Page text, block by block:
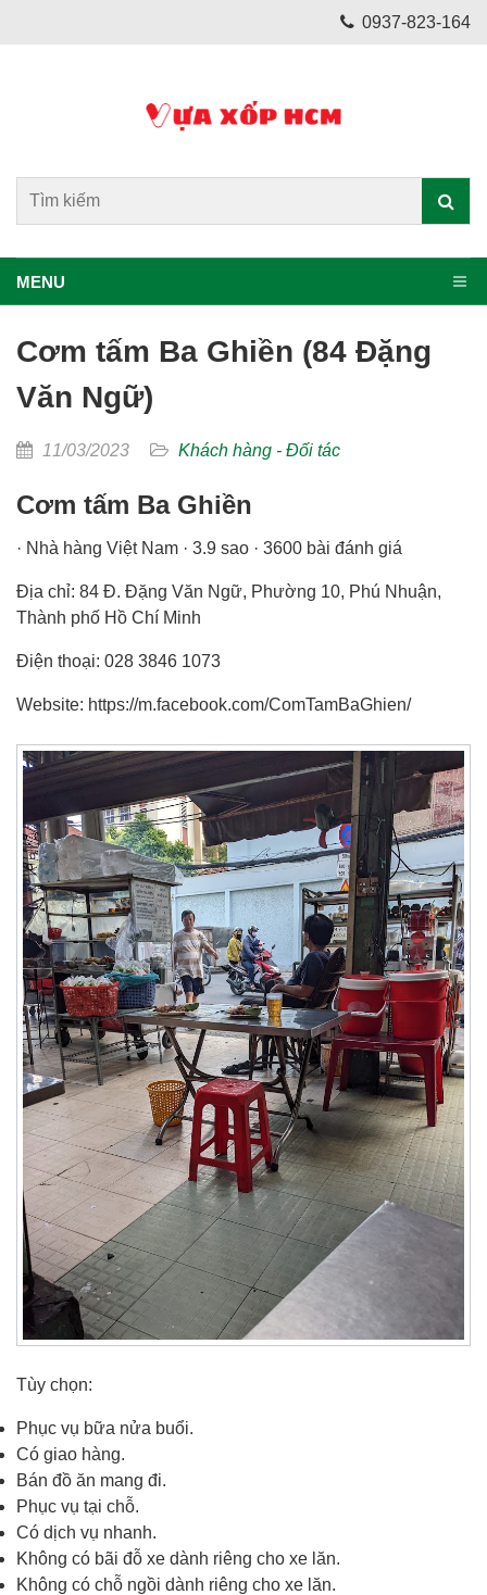
0937-823-164
MENU
Cơm tấm Ba Ghiền (84 Đặng
Văn Ngữ)
11/03/2023 Khách hàng - Đối tác
Cơm tấm Ba Ghiền
· Nhà hàng Việt Nam · 3.9 sao · 3600 bài đánh giá
Địa chỉ: 84 Đ. Đặng Văn Ngữ, Phường 10, Phú Nhuận,
Thành phố Hồ Chí Minh
Điện thoại: 028 3846 1073
Website: https://m.facebook.com/ComTamBaGhien/
Tùy chọn:
Phục vụ bữa nửa buổi.
Có giao hàng.
Bán đồ ăn mang đi.
Phục vụ tại chỗ.
Có dịch vụ nhanh.
Không có bãi đỗ xe dành riêng cho xe lăn.
Không có chỗ ngồi dành riêng cho xe lăn.